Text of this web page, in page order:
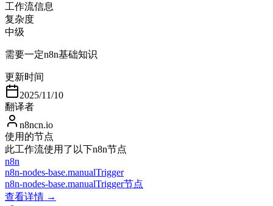
工作流信息
复杂度
中级
需要一定n8n基础知识
更新时间
2025/11/10
翻译者
n8ncn.io
使用的节点
此工作流使用了以下n8n节点
n8n
n8n-nodes-base.manualTrigger
n8n-nodes-base.manualTrigger节点
查看详情 →